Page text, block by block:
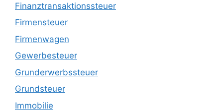
Finanztransaktionssteuer
Firmensteuer
Firmenwagen
Gewerbesteuer
Grunderwerbssteuer
Grundsteuer
Immobilie